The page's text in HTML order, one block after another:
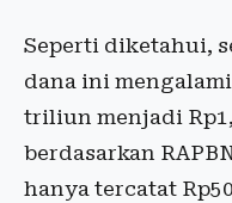
Seperti diketahui,
dana ini
triliun menjadi
berdasarkan
hanya tercatat